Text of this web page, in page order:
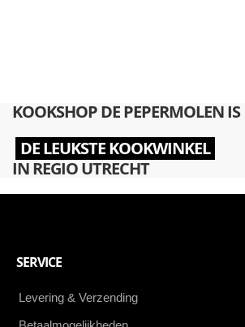
KOOKSHOP DE PEPERMOLEN IS
DE LEUKSTE KOOKWINKEL
IN REGIO UTRECHT
SERVICE
Levering & Verzending